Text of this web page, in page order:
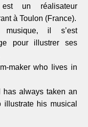
un réalisateur
à Toulon (France).
musique, il s’est
pour illustrer ses
maker who lives in
always taken an
illustrate his musical